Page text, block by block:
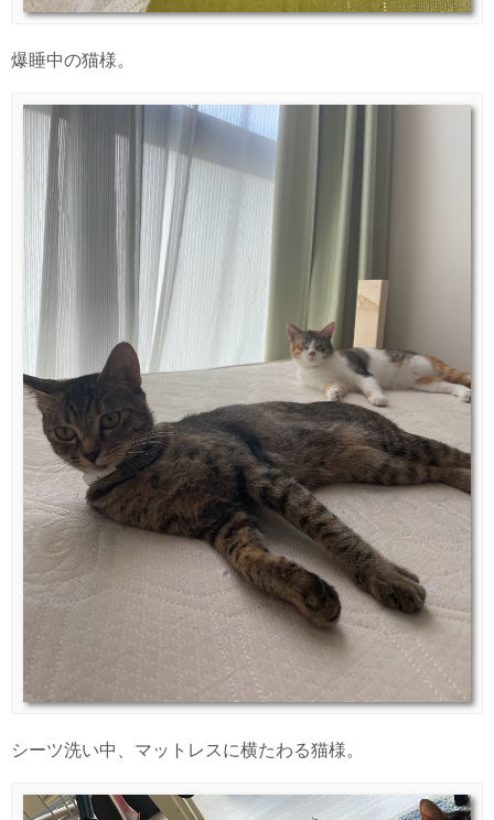
爆睡中の猫様。
シーツ洗い中、マットレスに横たわる猫様。